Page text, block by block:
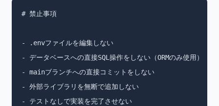
# 禁止事項
- .envファイルを編集しない
- データベースへの直接SQL操作をしない（ORMのみ使用）
- mainブランチへの直接コミットをしない
- 外部ライブラリを無断で追加しない
- テストなしで実装を完了させない